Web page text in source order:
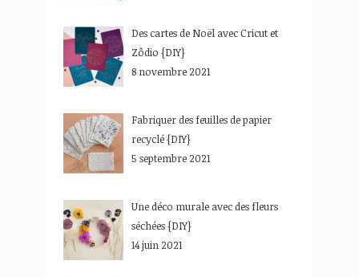
Des cartes de Noël avec Cricut et
Zôdio {DIY}
8 novembre 2021
Fabriquer des feuilles de papier
recyclé {DIY}
5 septembre 2021
Une déco murale avec des fleurs
séchées {DIY}
14 juin 2021